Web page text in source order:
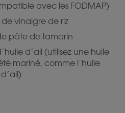
avec les FODMAP)
vinaigre de riz
pâte de tamarin
d’ail (utilisez une huile
mariné, comme l’huile